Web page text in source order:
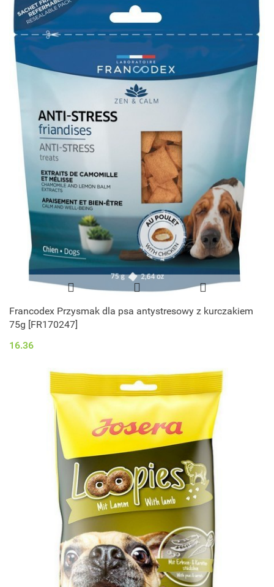
Francodex Przysmak dla psa antystresowy z kurczakiem
75g [FR170247]
16.36